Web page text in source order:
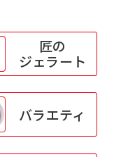
匠の
ジェラート
バラエティ